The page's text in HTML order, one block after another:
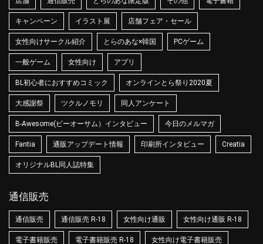
キャンペーン イラスト展 店舗フェア・セール
女性向けサークル紹介 とらのあな×韓国 PCゲーム
一般ゲーム 女性向け アプリ
BL初心者におすすめコミック オンラインとら祭り2020夏
大感謝祭 ツクルノモリ 同人アンケート
B-Awesome(ビーオーサム）インタビュー 今日のメルマガ
Fantia 通販アップデート情報 印刷所インタビュー Creatia
オリジナルBL同人誌特集
通信販売
通信販売 通信販売 R-18 女性向け通販 女性向け通販 R-18
電子書籍販売 電子書籍販売 R-18 女性向け電子書籍販売